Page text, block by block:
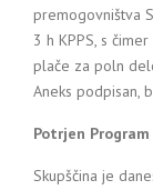
premogovništva
3 h KPPS, s
plače za poln
Aneks podpisan,
Potrjen
Skupščina je